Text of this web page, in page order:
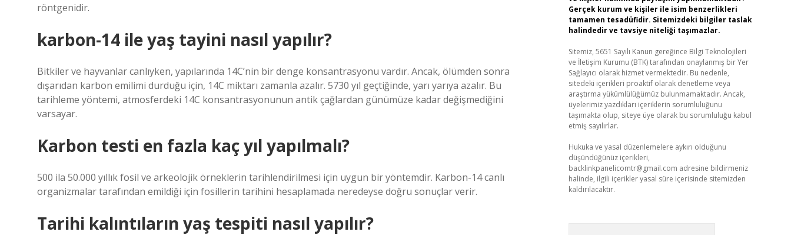
röntgenidir.
karbon-14 ile yaş tayini nasıl yapılır?
Bitkiler ve hayvanlar canlıyken, yapılarında 14C’nin bir denge konsantrasyonu vardır. Ancak, ölümden sonra
dışarıdan karbon emilimi durduğu için, 14C miktarı zamanla azalır. 5730 yıl geçtiğinde, yarı yarıya azalır. Bu
tarihleme yöntemi, atmosferdeki 14C konsantrasyonunun antik çağlardan günümüze kadar değişmediğini
varsayar.
Karbon testi en fazla kaç yıl yapılmalı?
500 ila 50.000 yıllık fosil ve arkeolojik örneklerin tarihlendirilmesi için uygun bir yöntemdir. Karbon-14 canlı
organizmalar tarafından emildiği için fosillerin tarihini hesaplamada neredeyse doğru sonuçlar verir.
Tarihi kalıntıların yaş tespiti nasıl yapılır?
Gerçek kurum ve kişiler ile isim benzerlikleri
tamamen tesadüfidir. Sitemizdeki bilgiler taslak
halindedir ve tavsiye niteliği taşımazlar.
Sitemiz, 5651 Sayılı Kanun gereğince Bilgi Teknolojileri
ve İletişim Kurumu (BTK) tarafından onaylanmış bir Yer
Sağlayıcı olarak hizmet vermektedir. Bu nedenle,
sitedeki içerikleri proaktif olarak denetleme veya
araştırma yükümlülüğümüz bulunmamaktadır. Ancak,
üyelerimiz yazdıkları içeriklerin sorumluluğunu
taşımakta olup, siteye üye olarak bu sorumluluğu kabul
etmiş sayılırlar.
Hukuka ve yasal düzenlemelere aykırı olduğunu
düşündüğünüz içerikleri,
backlinkpanelicomtr@gmail.com adresine bildirmeniz
halinde, ilgili içerikler yasal süre içerisinde sitemizden
kaldırılacaktır.